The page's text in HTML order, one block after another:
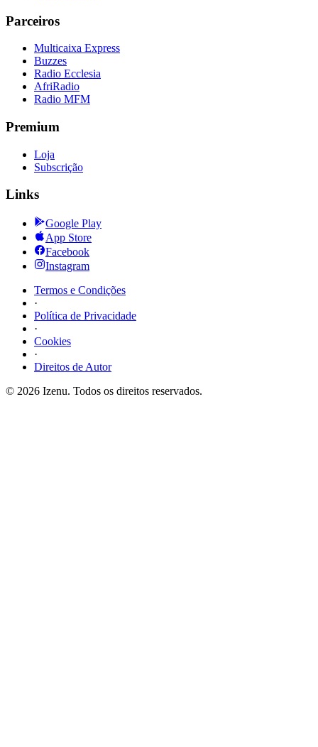
Parceiros
Multicaixa Express
Buzzes
Radio Ecclesia
AfriRadio
Radio MFM
Premium
Loja
Subscrição
Links
Google Play
App Store
Facebook
Instagram
Termos e Condições
·
Política de Privacidade
·
Cookies
·
Direitos de Autor
© 2026 Izenu. Todos os direitos reservados.